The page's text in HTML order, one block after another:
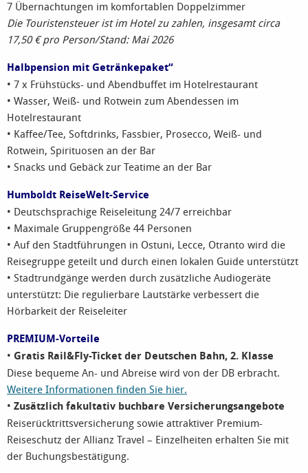
7 Übernachtungen im komfortablen Doppelzimmer
Die Touristensteuer ist im Hotel zu zahlen, insgesamt circa
17,50 € pro Person/Stand: Mai 2026
Halbpension mit Getränkepaket“
• 7 x Frühstücks- und Abendbuffet im Hotelrestaurant
• Wasser, Weiß- und Rotwein zum Abendessen im
Hotelrestaurant
• Kaffee/Tee, Softdrinks, Fassbier, Prosecco, Weiß- und
Rotwein, Spirituosen an der Bar
• Snacks und Gebäck zur Teatime an der Bar
Humboldt ReiseWelt-Service
• Deutschsprachige Reiseleitung 24/7 erreichbar
• Maximale Gruppengröße 44 Personen
• Auf den Stadtführungen in Ostuni, Lecce, Otranto wird die
Reisegruppe geteilt und durch einen lokalen Guide unterstützt
• Stadtrundgänge werden durch zusätzliche Audiogeräte
unterstützt: Die regulierbare Lautstärke verbessert die
Hörbarkeit der Reiseleiter
PREMIUM-Vorteile
• Gratis Rail&Fly-Ticket der Deutschen Bahn, 2. Klasse
Diese bequeme An- und Abreise wird von der DB erbracht.
Weitere Informationen finden Sie hier.
• Zusätzlich fakultativ buchbare Versicherungsangebote
Reiserücktrittsversicherung sowie attraktiver Premium-
Reiseschutz der Allianz Travel – Einzelheiten erhalten Sie mit
der Buchungsbestätigung.